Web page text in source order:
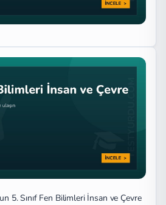
5. Sınıf Fen Bilimleri İnsan ve Çevre